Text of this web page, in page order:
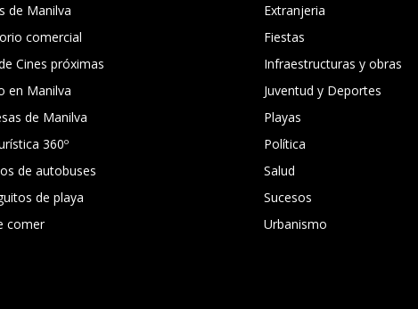
de Manilva
comercial
Cines próximas
en Manilva
de Manilva
360º
de autobuses
de playa
comer
Extranjeria
Fiestas
Infraestructuras y obras
Juventud y Deportes
Playas
Política
Salud
Sucesos
Urbanismo